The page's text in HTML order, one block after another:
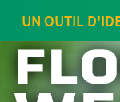
UN OUTIL